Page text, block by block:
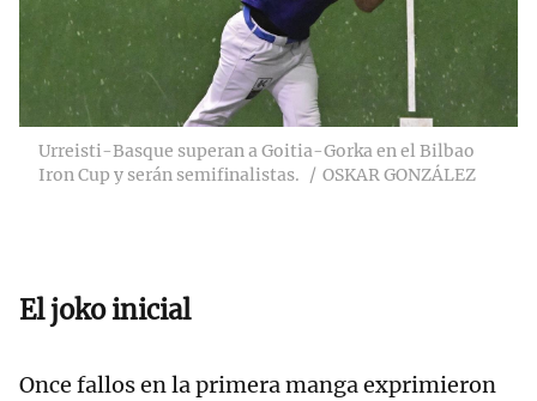
Urreisti-Basque superan a Goitia-Gorka en el Bilbao
Iron Cup y serán semifinalistas.
OSKAR GONZÁLEZ
El joko inicial
Once fallos en la primera manga exprimieron